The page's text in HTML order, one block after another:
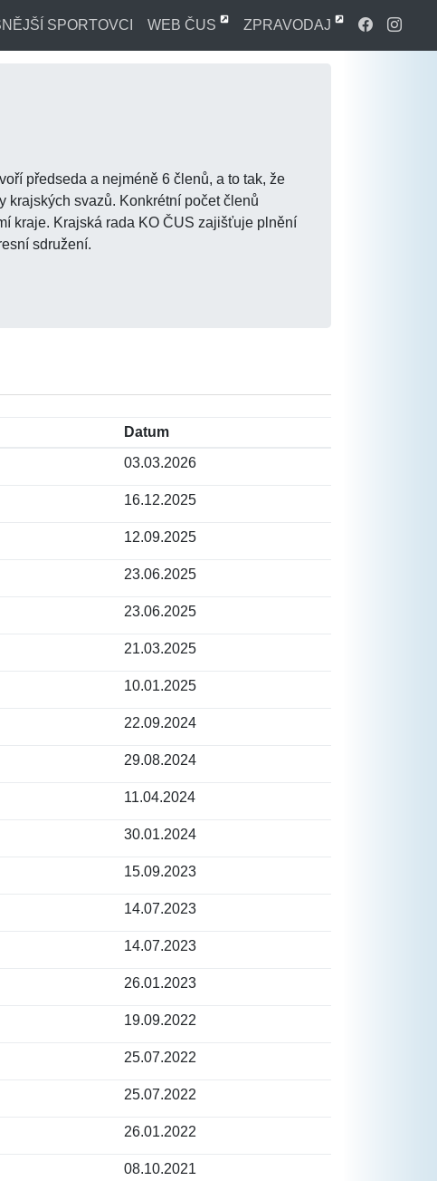
SPORTOVCI WEB ČUS ZPRAVODAJ
předseda a nejméně 6 členů, a to tak, že
krajských svazů. Konkrétní počet členů
kraje. Krajská rada KO ČUS zajišťuje plnění
sdružení.
Datum
03.03.2026
16.12.2025
12.09.2025
23.06.2025
23.06.2025
21.03.2025
10.01.2025
22.09.2024
29.08.2024
11.04.2024
30.01.2024
15.09.2023
14.07.2023
14.07.2023
26.01.2023
19.09.2022
25.07.2022
25.07.2022
26.01.2022
08.10.2021